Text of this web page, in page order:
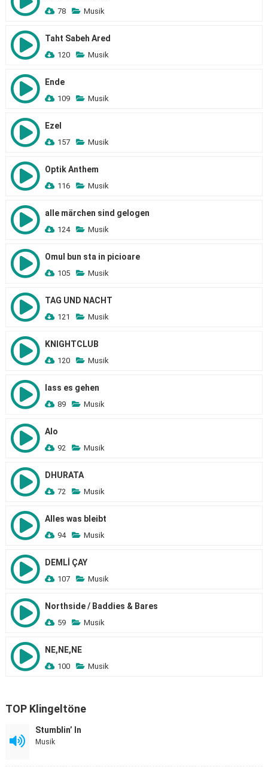
78 Musik
Taht Sabeh Ared
120 Musik
Ende
109 Musik
Ezel
157 Musik
Optik Anthem
116 Musik
alle märchen sind gelogen
124 Musik
Omul bun sta in picioare
105 Musik
TAG UND NACHT
121 Musik
KNIGHTCLUB
120 Musik
lass es gehen
89 Musik
Alo
92 Musik
DHURATA
72 Musik
Alles was bleibt
94 Musik
DEMLİ ÇAY
107 Musik
Northside / Baddies & Bares
59 Musik
NE,NE,NE
100 Musik
TOP Klingeltöne
Stumblin’ In
Musik